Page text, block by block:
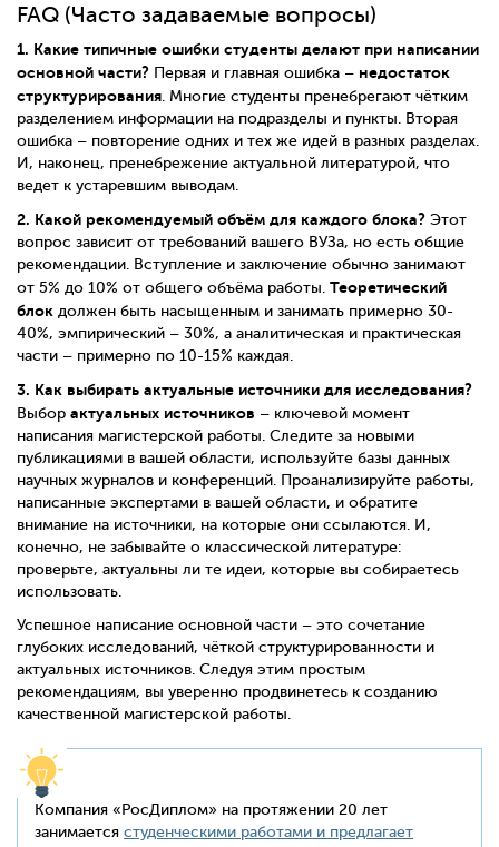
FAQ (Часто задаваемые вопросы)
1. Какие типичные ошибки студенты делают при написании
основной части? Первая и главная ошибка – недостаток
структурирования . Многие студенты пренебрегают чётким
разделением информации на подразделы и пункты. Вторая
ошибка – повторение одних и тех же идей в разных разделах.
И, наконец, пренебрежение актуальной литературой, что
ведет к устаревшим выводам.
2. Какой рекомендуемый объём для каждого блока? Этот
вопрос зависит от требований вашего ВУЗа, но есть общие
рекомендации. Вступление и заключение обычно занимают
от 5% до 10% от общего объёма работы. Теоретический
блок должен быть насыщенным и занимать примерно 30-
40%, эмпирический – 30%, а аналитическая и практическая
части – примерно по 10-15% каждая.
3. Как выбирать актуальные источники для исследования?
Выбор актуальных источников – ключевой момент
написания магистерской работы. Следите за новыми
публикациями в вашей области, используйте базы данных
научных журналов и конференций. Проанализируйте работы,
написанные экспертами в вашей области, и обратите
внимание на источники, на которые они ссылаются. И,
конечно, не забывайте о классической литературе:
проверьте, актуальны ли те идеи, которые вы собираетесь
использовать.
Успешное написание основной части – это сочетание
глубоких исследований, чёткой структурированности и
актуальных источников. Следуя этим простым
рекомендациям, вы уверенно продвинетесь к созданию
качественной магистерской работы.
Компания «РосДиплом» на протяжении 20 лет
занимается студенческими работами и предлагает